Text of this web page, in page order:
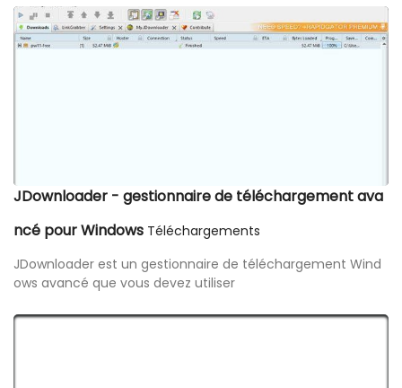
JDownloader - gestionnaire de téléchargement ava
ncé pour Windows Téléchargements
JDownloader est un gestionnaire de téléchargement Wind
ows avancé que vous devez utiliser